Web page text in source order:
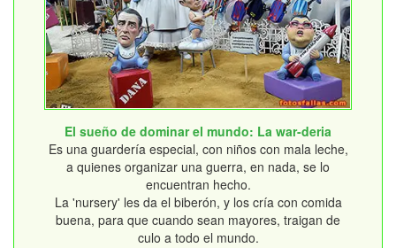
El sueño de dominar el mundo: La war-deria
Es una guardería especial, con niños con mala leche,
a quienes organizar una guerra, en nada, se lo
encuentran hecho.
La 'nursery' les da el biberón, y los cría con comida
buena, para que cuando sean mayores, traigan de
culo a todo el mundo.